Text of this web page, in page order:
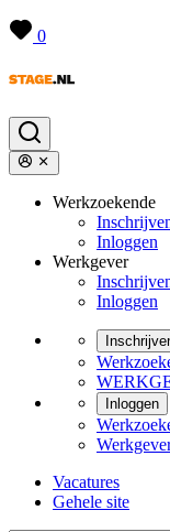
0
Werkzoekende
Inloggen
Werkgever
Inloggen
Inloggen
Vacatures
Gehele site